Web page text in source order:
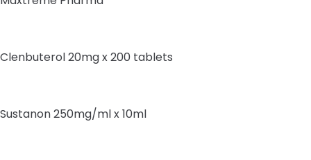
Clenbuterol 20mg x 200 tablets
Sustanon 250mg/ml x 10ml